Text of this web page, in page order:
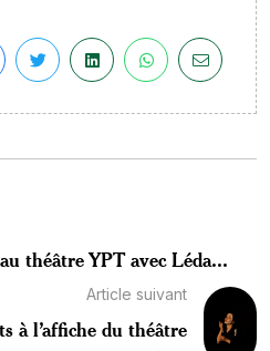
théâtre YPT avec Léda...
Article suivant
à l’affiche du théâtre